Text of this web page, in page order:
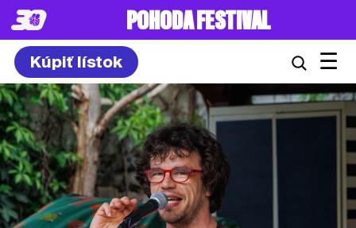
POHODA FESTIVAL
Kúpiť lístok ☰